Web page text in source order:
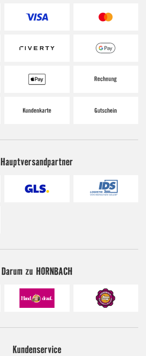
Hauptversandpartner
Darum zu HORNBACH
Kundenservice